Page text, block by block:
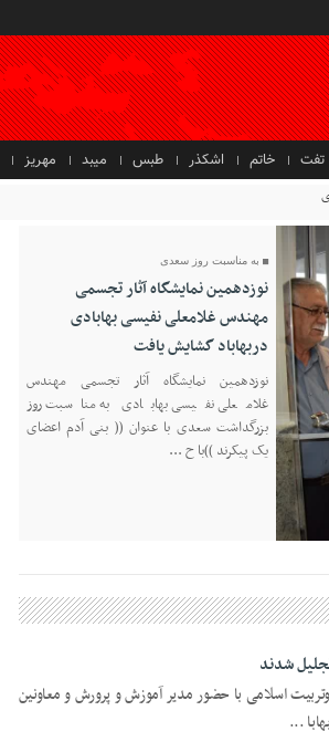
تفت خاتم اشکذر طبس میبد مهریز
سیمکوییه بخش آسفیج شهرستان بهاباد افت
به مناسبت روز سعدی
نوزدهمین نمایشگاه آثار تجسمی
مهندس غلامعلی نفیسی بهابادی
دربهاباد گشایش یافت
نوزدهمین نمایشگاه آثار تجسمی مهندس
غلامعلی نفیسی بهابادی به مناسبت روز
بزرگداشت سعدی با عنوان (( بنی آدم اعضای
یک پیکرند ))با ح ...
شدند
اسلامی با حضور مدیر آموزش و پرورش و معاونین
...